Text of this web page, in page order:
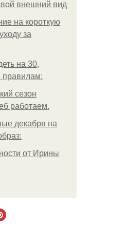
внешний вид
на короткую
за
на 30,
правилам:
сезон
работаем.
декабря на
от Ирины